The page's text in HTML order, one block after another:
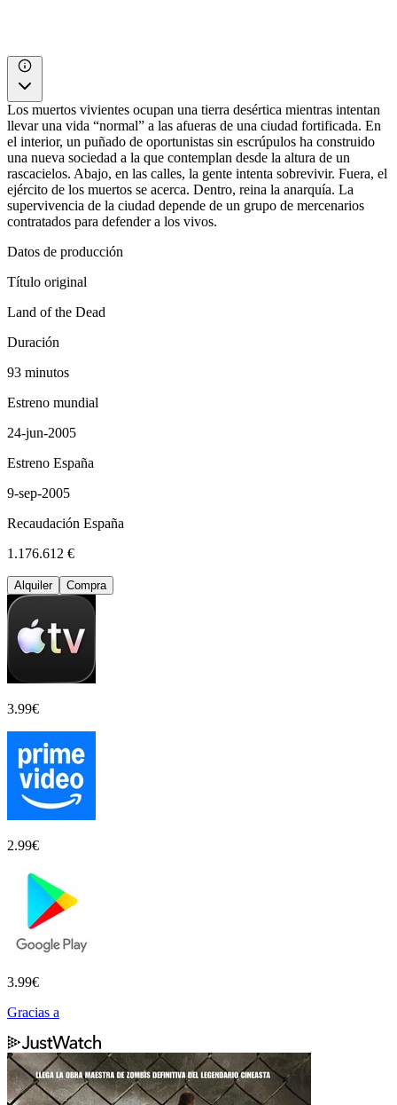
Los muertos vivientes ocupan una tierra desértica mientras intentan
llevar una vida “normal” a las afueras de una ciudad fortificada. En
el interior, un puñado de oportunistas sin escrúpulos ha construido
una nueva sociedad a la que contemplan desde la altura de un
rascacielos. Abajo, en las calles, la gente intenta sobrevivir. Fuera, el
ejército de los muertos se acerca. Dentro, reina la anarquía. La
supervivencia de la ciudad depende de un grupo de mercenarios
contratados para defender a los vivos.
Datos de producción
Título original
Land of the Dead
Duración
93 minutos
Estreno mundial
24-jun-2005
Estreno España
9-sep-2005
Recaudación España
1.176.612 €
Alquiler Compra
3.99€
2.99€
3.99€
Gracias a